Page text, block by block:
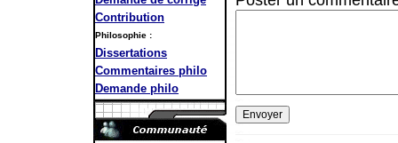
Contribution
Philosophie :
Dissertations
Commentaires philo
Demande philo